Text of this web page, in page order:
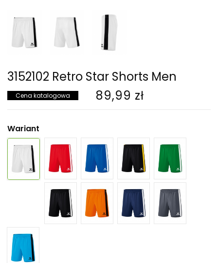
3152102 Retro Star Shorts Men
Cena katalogowa 89,99 zł
Wariant